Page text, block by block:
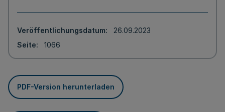
Veröffentlichungsdatum
26.09.2023
Seite
1066
PDF-Version herunterladen